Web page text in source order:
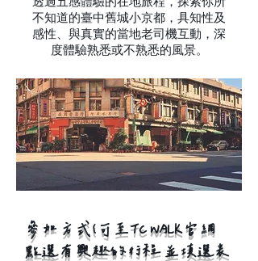
不知道的臺中舊城小京都，具知性及
感性、與真實的當地老司機互動，深
度體驗熟悉或不熟悉的風景。
​參加方式(可至TC WALK官網
點選有興趣的行程 並填選表